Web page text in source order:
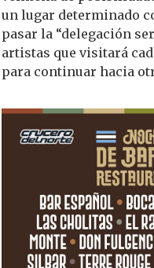
un lugar determinado
pasar la “delegación
artistas que visitará
para continuar hacia